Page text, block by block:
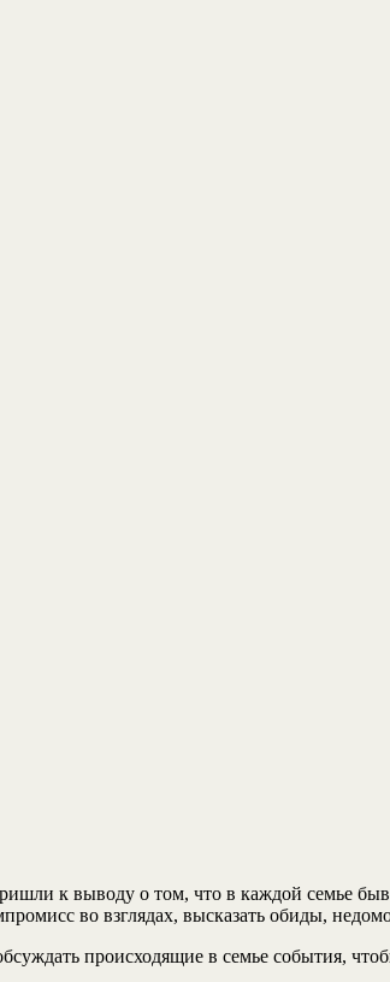
к выводу о том, что в каждой семье
во взглядах, высказать обиды,
происходящие в семье события,